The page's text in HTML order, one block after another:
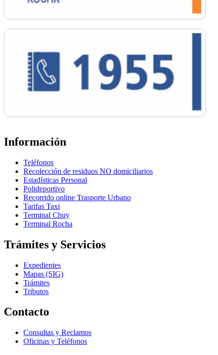
Información
Teléfonos
Recolección de residuos NO domiciliarios
Estadísticas Personal
Polideportivo
Recorrido online Trasporte Urbano
Tarifas Taxi
Terminal Chuy
Terminal Rocha
Trámites y Servicios
Expedientes
Mapas (SIG)
Trámites
Tributos
Contacto
Consultas y Reclamos
Oficinas y Teléfonos